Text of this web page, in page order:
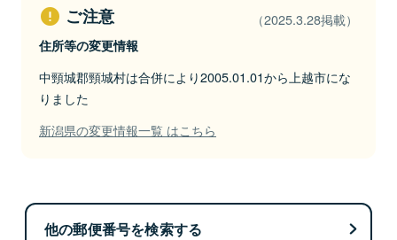
ご注意 （2025.3.28掲載）
住所等の変更情報
中頸城郡頸城村は合併により2005.01.01から上越市にな
りました
新潟県の変更情報一覧 はこちら
他の郵便番号を検索する